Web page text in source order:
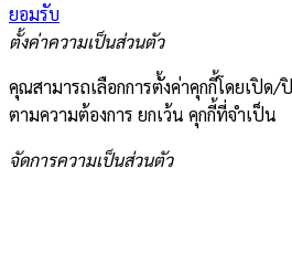
ยอมรับ
ตั้งค่าความเป็นส่วนตัว
คุณสามารถเลือกการตั้งค่าคุกกี้โดยเปิด
ตามความต้องการ ยกเว้น คุกกี้ที่จำเป็น
จัดการความเป็นส่วนตัว